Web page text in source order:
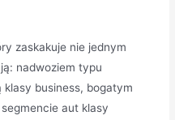
zaskakuje nie jednym
nadwoziem typu
business, bogatym
aut klasy